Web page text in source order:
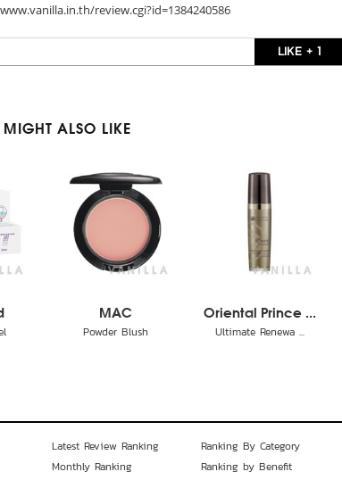
review.cgi?id=1384240586
LIKE + 1
MIGHT ALSO LIKE
MAC
Powder Blush
Oriental Prince ...
Ultimate Renewa ...
Latest Review Ranking
Monthly Ranking
Ranking By Category
Ranking by Benefit